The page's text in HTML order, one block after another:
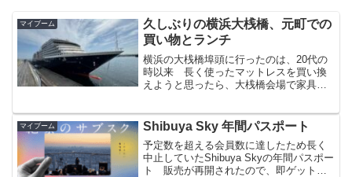
マイブーム
久しぶりの横浜大桟橋、元町での
買い物とランチ
横浜の大桟橋埠頭に行ったのは、20代の
時以来 長く使ったマットレスを買い換
えようと思ったら、大桟橋会場で家具フ
歩すると、オランダの客船が停泊してい
て、大きさに圧倒されました
マイブーム Shibuya Sky 年間パスポート
予定数を超える会員数に達したため長く
中止していたShibuya Skyの年間パスポー
ト 販売が再開されたので、即ゲットし